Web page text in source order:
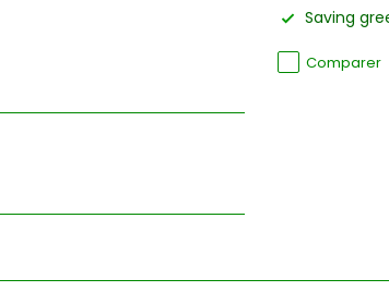
Saving
Comparer